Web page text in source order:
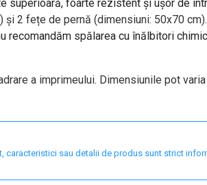
superioară, foarte rezistent și ușor de
2 fețe de pernă (dimensiuni: 50x70 cm).
recomandăm spălarea cu înălbitori
a imprimeului. Dimensiunile pot varia
caracteristici sau detalii de produs sunt strict